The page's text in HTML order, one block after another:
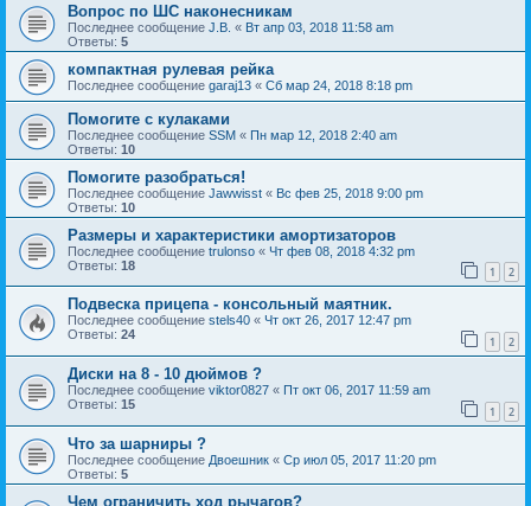
Вопрос по ШС наконесникам
Последнее сообщение J.B. « Вт апр 03, 2018 11:58 am
Ответы: 5
компактная рулевая рейка
Последнее сообщение garaj13 « Сб мар 24, 2018 8:18 pm
Помогите с кулаками
Последнее сообщение SSM « Пн мар 12, 2018 2:40 am
Ответы: 10
Помогите разобраться!
Последнее сообщение Jawwisst « Вс фев 25, 2018 9:00 pm
Ответы: 10
Размеры и характеристики амортизаторов
Последнее сообщение trulonso « Чт фев 08, 2018 4:32 pm
Ответы: 18 1 2
Подвеска прицепа - консольный маятник.
Последнее сообщение stels40 « Чт окт 26, 2017 12:47 pm
Ответы: 24 1 2
Диски на 8 - 10 дюймов ?
Последнее сообщение viktor0827 « Пт окт 06, 2017 11:59 am
Ответы: 15 1 2
Что за шарниры ?
Последнее сообщение Двоешник « Ср июл 05, 2017 11:20 pm
Ответы: 5
Чем ограничить ход рычагов?